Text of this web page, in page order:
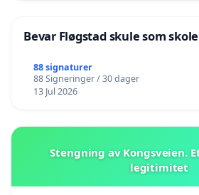
Bevar Fløgstad skule som
88 signaturer
88 Signeringer / 30 dager
13 Jul 2026
Stengning av Kongsveien.
legitimitet